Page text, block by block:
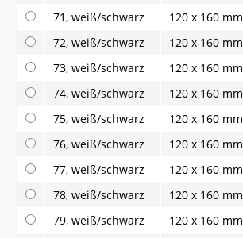
71, weiß/schwarz
120 x 160 mm
72, weiß/schwarz
120 x 160 mm
73, weiß/schwarz
120 x 160 mm
74, weiß/schwarz
120 x 160 mm
75, weiß/schwarz
120 x 160 mm
76, weiß/schwarz
120 x 160 mm
77, weiß/schwarz
120 x 160 mm
78, weiß/schwarz
120 x 160 mm
79, weiß/schwarz
120 x 160 mm